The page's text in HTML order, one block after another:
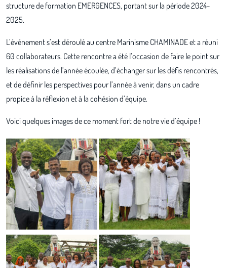
structure de formation EMERGENCES, portant sur la période 2024-
2025.
L’événement s’est déroulé au centre Marinisme CHAMINADE et a réuni
60 collaborateurs. Cette rencontre a été l’occasion de faire le point sur
les réalisations de l’année écoulée, d’échanger sur les défis rencontrés,
et de définir les perspectives pour l’année à venir, dans un cadre
propice à la réflexion et à la cohésion d’équipe.
Voici quelques images de ce moment fort de notre vie d’équipe !